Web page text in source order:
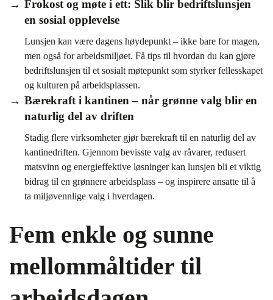
Frokost og møte i ett: Slik blir bedriftslunsjen
en sosial opplevelse
Lunsjen kan være dagens høydepunkt – ikke bare for magen,
men også for arbeidsmiljøet. Få tips til hvordan du kan gjøre
bedriftslunsjen til et sosialt møtepunkt som styrker fellesskapet
og kulturen på arbeidsplassen.
Bærekraft i kantinen – når grønne valg blir en
naturlig del av driften
Stadig flere virksomheter gjør bærekraft til en naturlig del av
kantinedriften. Gjennom bevisste valg av råvarer, redusert
matsvinn og energieffektive løsninger kan lunsjen bli et viktig
bidrag til en grønnere arbeidsplass – og inspirere ansatte til å
ta miljøvennlige valg i hverdagen.
Fem enkle og sunne
mellommåltider til